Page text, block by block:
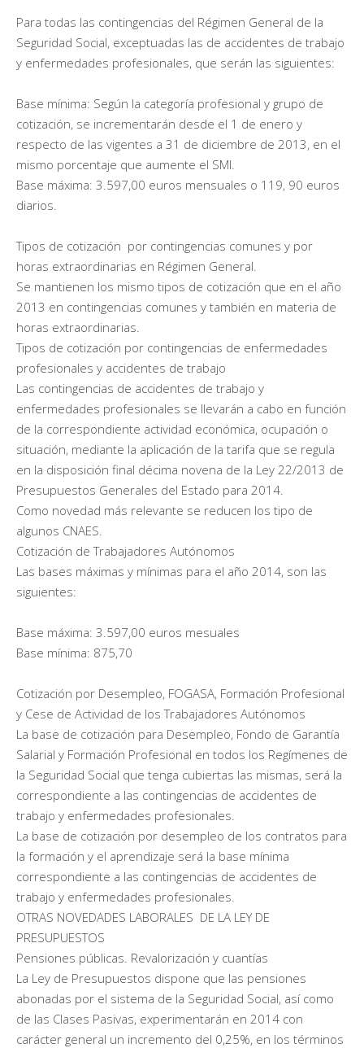
Para todas las contingencias del Régimen General de la
Seguridad Social, exceptuadas las de accidentes de trabajo
y enfermedades profesionales, que serán las siguientes:
Base mínima: Según la categoría profesional y grupo de
cotización, se incrementarán desde el 1 de enero y
respecto de las vigentes a 31 de diciembre de 2013, en el
mismo porcentaje que aumente el SMI.
Base máxima: 3.597,00 euros mensuales o 119, 90 euros
diarios.
Tipos de cotización por contingencias comunes y por
horas extraordinarias en Régimen General.
Se mantienen los mismo tipos de cotización que en el año
2013 en contingencias comunes y también en materia de
horas extraordinarias.
Tipos de cotización por contingencias de enfermedades
profesionales y accidentes de trabajo
Las contingencias de accidentes de trabajo y
enfermedades profesionales se llevarán a cabo en función
de la correspondiente actividad económica, ocupación o
situación, mediante la aplicación de la tarifa que se regula
en la disposición final décima novena de la Ley 22/2013 de
Presupuestos Generales del Estado para 2014.
Como novedad más relevante se reducen los tipo de
algunos CNAES.
Cotización de Trabajadores Autónomos
Las bases máximas y mínimas para el año 2014, son las
siguientes:
Base máxima: 3.597,00 euros mesuales
Base mínima: 875,70
Cotización por Desempleo, FOGASA, Formación Profesional
y Cese de Actividad de los Trabajadores Autónomos
La base de cotización para Desempleo, Fondo de Garantía
Salarial y Formación Profesional en todos los Regímenes de
la Seguridad Social que tenga cubiertas las mismas, será la
correspondiente a las contingencias de accidentes de
trabajo y enfermedades profesionales.
La base de cotización por desempleo de los contratos para
la formación y el aprendizaje será la base mínima
correspondiente a las contingencias de accidentes de
trabajo y enfermedades profesionales.
OTRAS NOVEDADES LABORALES DE LA LEY DE
PRESUPUESTOS
Pensiones públicas. Revalorización y cuantías
La Ley de Presupuestos dispone que las pensiones
abonadas por el sistema de la Seguridad Social, así como
de las Clases Pasivas, experimentarán en 2014 con
carácter general un incremento del 0,25%, en los términos